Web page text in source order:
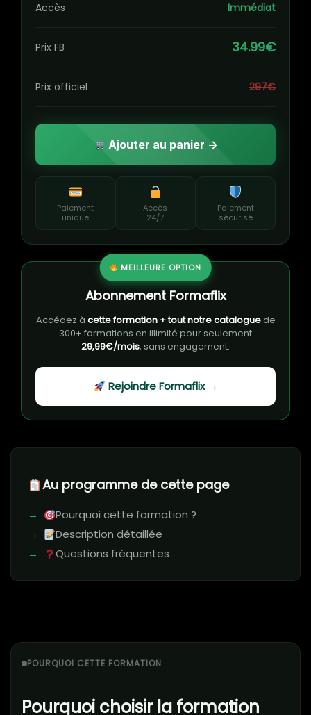
Au programme de cette page
Pourquoi cette formation ?
Description détaillée
Questions fréquentes
POURQUOI CETTE FORMATION
Pourquoi choisir la formation
Accès Immédiat
Prix FB 34.99€
Prix officiel 297€
Ajouter au panier →
Paiement
unique
Accès
24/7
Paiement
sécurisé
MEILLEURE OPTION
Abonnement Formaflix
Accédez à cette formation + tout notre cataloguede
300+ formations en illimité pour seulement
29,99€/mois, sans engagement.
Rejoindre Formaflix →